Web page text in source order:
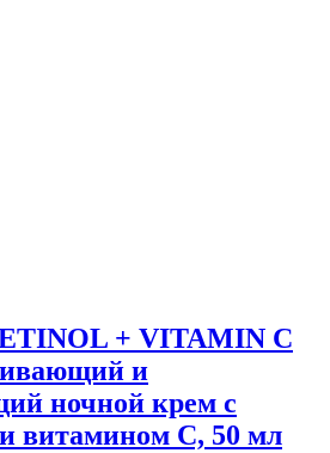
+ VITAMIN C
и
ночной крем с
витамином С, 50 мл